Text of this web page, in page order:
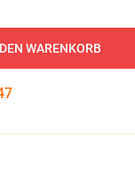
WARENKORB